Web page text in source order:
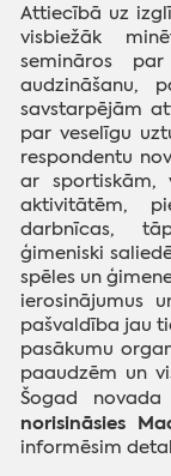
Attiecībā uz
visbiežāk
semināros
audzināšanu,
savstarpējām
par veselīgu
respondentu
ar sportiskām,
aktivitātēm,
darbnīcas,
ģimeniski
spēles un
ierosinājumus
pašvaldība jau
pasākumu
paaudzēm un
Šogad novada
norisināsies
informēsim